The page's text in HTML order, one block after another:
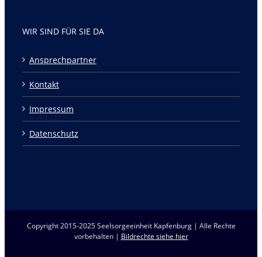
WIR SIND FÜR SIE DA
Ansprechpartner
Kontakt
Impressum
Datenschutz
Copyright 2015-2025 Seelsorgeeinheit Kapfenburg | Alle Rechte
vorbehalten | Bildrechte siehe hier